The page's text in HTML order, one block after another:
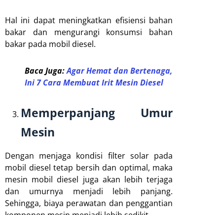
Hal ini dapat meningkatkan efisiensi bahan
bakar dan mengurangi konsumsi bahan
bakar pada mobil diesel.
Baca Juga:Agar Hemat dan Bertenaga,
Ini 7 Cara Membuat Irit Mesin Diesel
Memperpanjang Umur
Mesin
Dengan menjaga kondisi filter solar pada
mobil diesel tetap bersih dan optimal, maka
mesin mobil diesel juga akan lebih terjaga
dan umurnya menjadi lebih panjang.
Sehingga, biaya perawatan dan penggantian